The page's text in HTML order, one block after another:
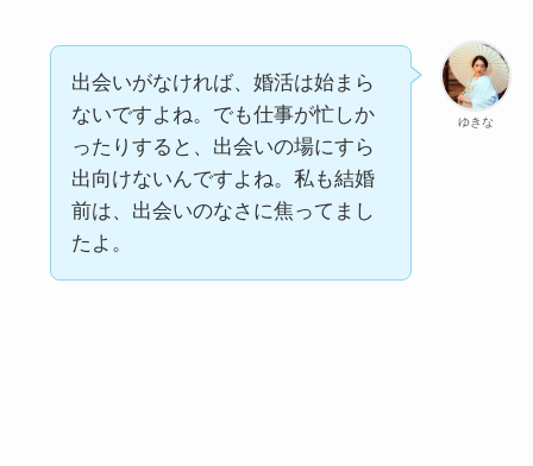
ゆきな
出会いがなければ、婚活は始まら
ないですよね。でも仕事が忙しか
ったりすると、出会いの場にすら
出向けないんですよね。私も結婚
前は、出会いのなさに焦ってまし
たよ。